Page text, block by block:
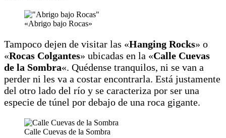
«Abrigo bajo Rocas»
Tampoco dejen de visitar las «Hanging Rocks» o
«Rocas Colgantes» ubicadas en la «Calle Cuevas
de la Sombra«. Quédense tranquilos, ni se van a
perder ni les va a costar encontrarla. Está justamente
del otro lado del río y se caracteriza por ser una
especie de túnel por debajo de una roca gigante.
Calle Cuevas de la Sombra